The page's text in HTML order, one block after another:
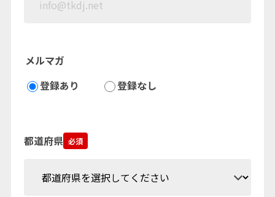
メルマガ
登録あり
登録なし
都道府県 必須